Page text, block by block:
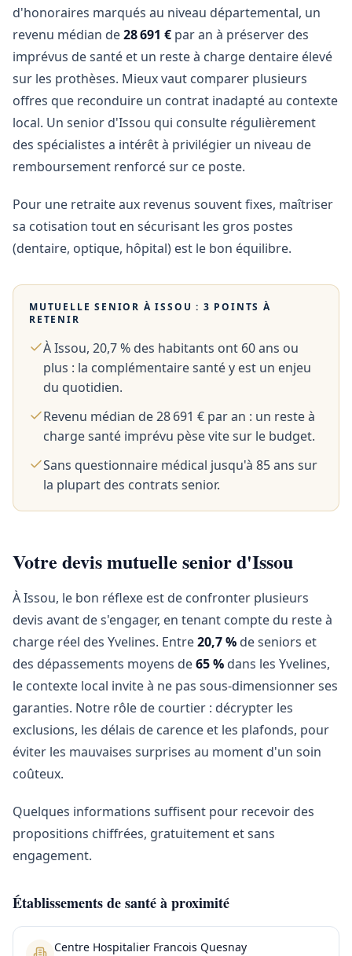
d'honoraires marqués au niveau départemental, un
revenu médian de28 691 € par an à préserver des
imprévus de santé et un reste à charge dentaire élevé
sur les prothèses. Mieux vaut comparer plusieurs
offres que reconduire un contrat inadapté au contexte
local. Un senior d'Issou qui consulte régulièrement
des spécialistes a intérêt à privilégier un niveau de
remboursement renforcé sur ce poste.
Pour une retraite aux revenus souvent fixes, maîtriser
sa cotisation tout en sécurisant les gros postes
(dentaire, optique, hôpital) est le bon équilibre.
MUTUELLE SENIOR ÀISSOU : 3 POINTS À
RETENIR
À Issou, 20,7 % des habitants ont 60 ans ou
plus : la complémentaire santé y est un enjeu
du quotidien.
Revenu médian de 28 691 € par an : un reste à
charge santé imprévu pèse vite sur le budget.
Sans questionnaire médical jusqu'à 85 ans sur
la plupart des contrats senior.
Votre devis mutuelle senior d'Issou
À Issou, le bon réflexe est de confronter plusieurs
devis avant de s'engager, en tenant compte du reste à
charge réel des Yvelines. Entre20,7 % de seniors et
des dépassements moyens de65 % dans les Yvelines,
le contexte local invite à ne pas sous-dimensionner ses
garanties. Notre rôle de courtier : décrypter les
exclusions, les délais de carence et les plafonds, pour
éviter les mauvaises surprises au moment d'un soin
coûteux.
Quelques informations suffisent pour recevoir des
propositions chiffrées, gratuitement et sans
engagement.
Établissements de santé à proximité
Centre Hospitalier Francois Quesnay